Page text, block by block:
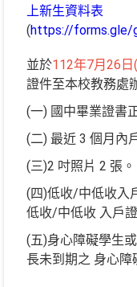
上新生資料表
(https://forms.gle/
並於112年7月26
證件至本校教務處
(一) 國中畢業證書
(二) 最近 3 個月內
(三)2 吋照片 2 張。
(四)低收/中低收入
低收/中低收 入戶
(五)身心障礙學生
長未到期之 身心